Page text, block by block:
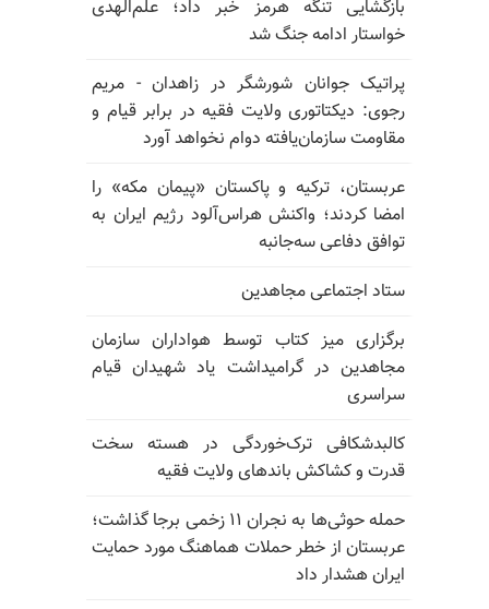
بازگشایی تنگه هرمز خبر داد؛ علم‌الهدی
خواستار ادامه جنگ شد
پراتیک جوانان شورشگر در زاهدان - مریم
رجوی: دیکتاتوری ولایت فقیه در برابر قیام و
مقاومت سازمان‌یافته دوام نخواهد آورد
عربستان، ترکیه و پاکستان «پیمان مکه» را
امضا کردند؛ واکنش هراس‌آلود رژیم ایران به
توافق دفاعی سه‌جانبه
ستاد اجتماعی مجاهدین
برگزاری میز کتاب توسط هواداران سازمان
مجاهدین در گرامیداشت یاد شهیدان قیام
سراسری
کالبدشکافی ترک‌خوردگی در هسته سخت
قدرت و کشاکش باندهای ولایت فقیه
حمله حوثی‌ها به نجران ۱۱ زخمی برجا گذاشت؛
عربستان از خطر حملات هماهنگ مورد حمایت
ایران هشدار داد